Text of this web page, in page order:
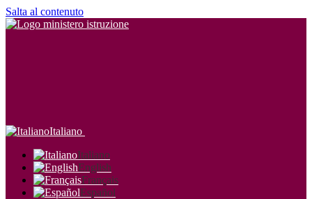
Salta al contenuto
Italiano
Italiano
English
Français
Español